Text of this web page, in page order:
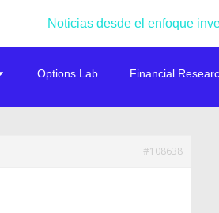
Noticias desde el enfoque
Options Lab Financial
#108638